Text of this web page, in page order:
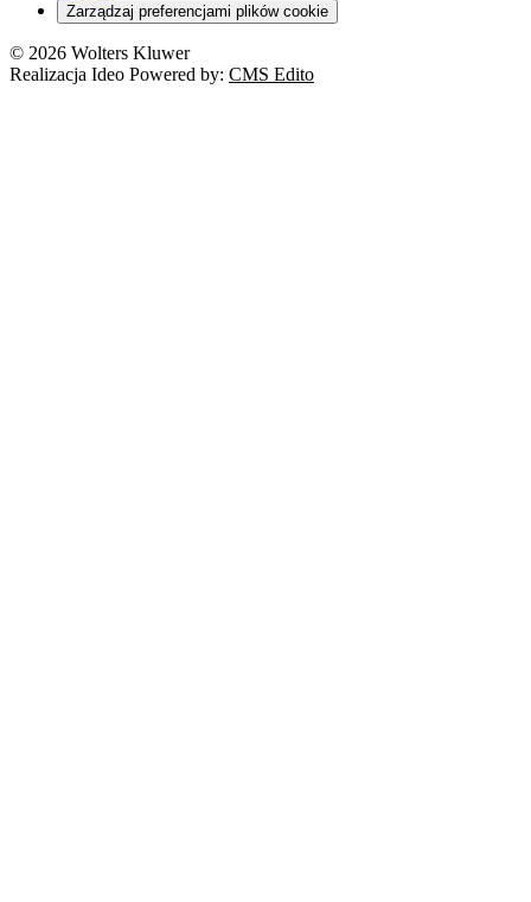
Zarządzaj preferencjami plików cookie
© 2026 Wolters Kluwer
Realizacja Ideo Powered by: CMS Edito